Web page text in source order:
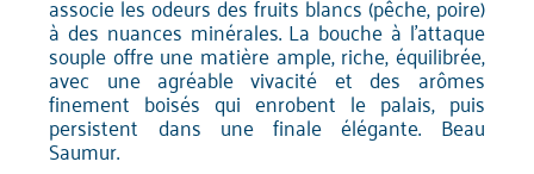
associe les odeurs des fruits blancs (pêche, poire)
à des nuances minérales. La bouche à l'attaque
souple offre une matière ample, riche, équilibrée,
avec une agréable vivacité et des arômes
finement boisés qui enrobent le palais, puis
persistent dans une finale élégante. Beau
Saumur.